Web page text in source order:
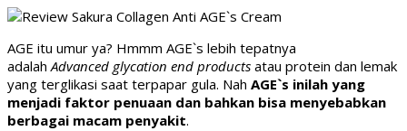
AGE itu umur ya? Hmmm AGE`s lebih tepatnya
adalahAdvanced glycation end products atau protein dan lemak
yang terglikasi saat terpapar gula. Nah AGE`s inilah yang
menjadi faktor penuaan dan bahkan bisa menyebabkan
berbagai macam penyakit.